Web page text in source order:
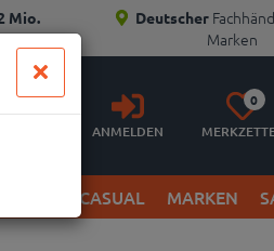
Mio. Deutscher
Marken
Anmelden
ANMELDEN
0
& CASUAL MARKEN